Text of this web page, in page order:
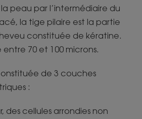
peau par l’intermédiaire du
la tige pilaire est la partie
constituée de kératine.
70 et 100 microns.
de 3 couches
:
des cellules arrondies non